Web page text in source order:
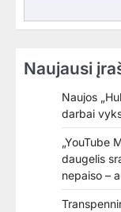
Naujausi
Naujos
darbai
„YouTube
daugelis
nepaiso –